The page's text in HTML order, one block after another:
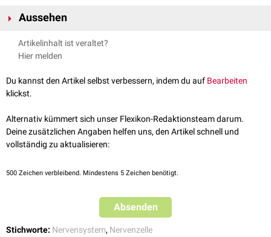
Aussehen
Multipolare Ganglienzellen besitzen einen Fortsatz, der Impulse
Axon
Multipolare Ganglienzellen findet man z.B. in denGangliendes
Grenzstrangs
Artikelinhalt ist veraltet?
Hier melden
Du kannst den Artikel selbst verbessern, indem du auf Bearbeiten
klickst.
Alternativ kümmert sich unser Flexikon-Redaktionsteam darum.
Deine zusätzlichen Angaben helfen uns, den Artikel schnell und
vollständig zu aktualisieren:
500 Zeichen verbleibend. Mindestens 5 Zeichen benötigt.
Absenden
Stichworte: Nervensystem, Nervenzelle